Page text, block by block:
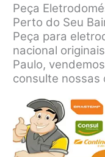
Peça
Perto do Seu
Peça para
nacional
Paulo,
consulte nossas